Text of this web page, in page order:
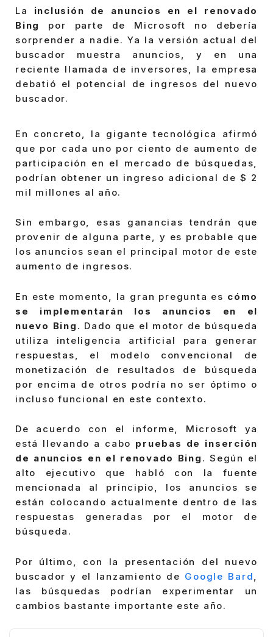
La
inclusión de anuncios en el renovado
Bing
por parte de Microsoft no debería
sorprender a nadie. Ya la versión actual del
buscador muestra anuncios, y en una
reciente llamada de inversores, la empresa
debatió el potencial de ingresos del nuevo
buscador.
En concreto, la gigante tecnológica afirmó
que por cada uno por ciento de aumento de
participación en el mercado de búsquedas,
podrían obtener un ingreso adicional de $ 2
mil millones al año.
Sin embargo, esas ganancias tendrán que
provenir de alguna parte, y es probable que
los anuncios sean el principal motor de este
aumento de ingresos.
En este momento, la gran pregunta es cómo
se implementarán los anuncios en el
nuevo Bing . Dado que el motor de búsqueda
utiliza inteligencia artificial para generar
respuestas, el modelo convencional de
monetización de resultados de búsqueda
por encima de otros podría no ser óptimo o
incluso funcional en este contexto.
De acuerdo con el informe, Microsoft ya
está llevando a cabo pruebas de inserción
de anuncios en el renovado Bing . Según el
alto ejecutivo que habló con la fuente
mencionada al principio, los anuncios se
están colocando actualmente dentro de las
respuestas generadas por el motor de
búsqueda.
Por último, con la presentación del nuevo
buscador y el lanzamiento de Google Bard,
las búsquedas podrían experimentar un
cambios bastante importante este año.